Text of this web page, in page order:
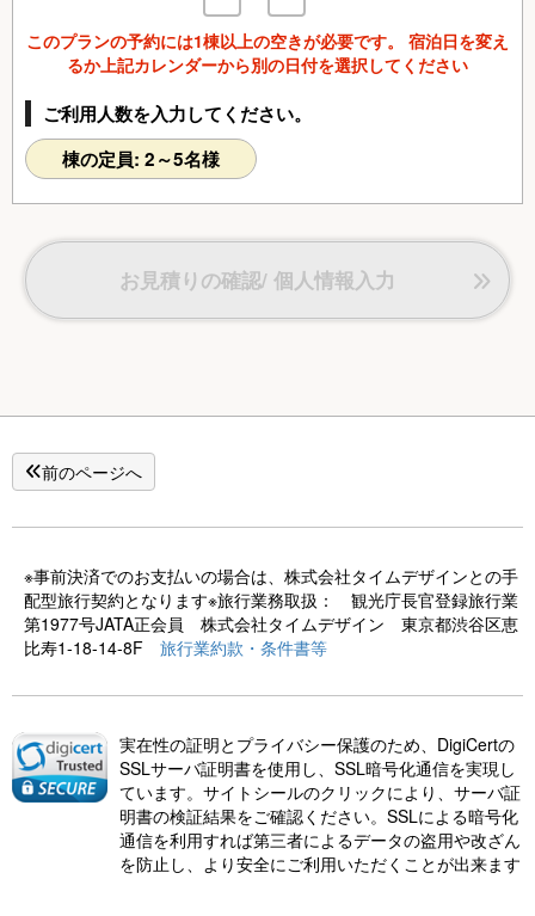
蔵庫/
Weberガスグリル/椅子・テーブル/焚火台/オーニング/防
風カーテン
このプランの予約には1棟以上の空きが必要です。 宿泊日を変え
るか上記カレンダーから別の日付を選択してください
ご利用人数を入力してください。
棟の定員: 2～5名様
お見積りの確認/ 個人情報入力
前のページへ
※事前決済でのお支払いの場合は、株式会社タイムデザインとの手
配型旅行契約となります※旅行業務取扱： 観光庁長官登録旅行業
第1977号JATA正会員 株式会社タイムデザイン 東京都渋谷区恵
比寿1-18-14-8F 旅行業約款・条件書等
実在性の証明とプライバシー保護のため、DigiCertの
SSLサーバ証明書を使用し、SSL暗号化通信を実現し
ています。サイトシールのクリックにより、サーバ証
明書の検証結果をご確認ください。SSLによる暗号化
通信を利用すれば第三者によるデータの盗用や改ざん
を防止し、より安全にご利用いただくことが出来ます